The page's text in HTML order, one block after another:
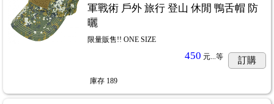
軍戰術 戶外 旅行 登山 休閒 鴨舌帽 防
曬
限量販售!! ONE SIZE
450 元... 等 訂購
庫存 189